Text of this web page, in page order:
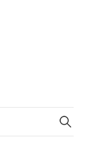
Suchen
nach: